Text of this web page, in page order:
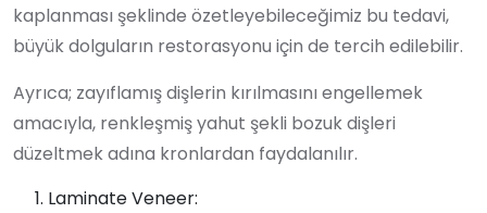
kaplanması şeklinde özetleyebileceğimiz bu tedavi,
büyük dolguların restorasyonu için de tercih edilebilir.
Ayrıca; zayıflamış dişlerin kırılmasını engellemek
amacıyla, renkleşmiş yahut şekli bozuk dişleri
düzeltmek adına kronlardan faydalanılır.
Laminate Veneer: